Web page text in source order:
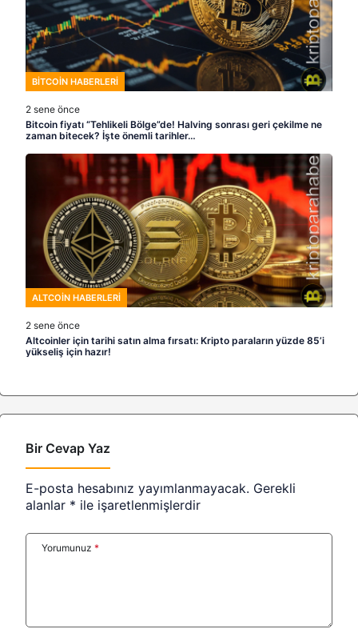
BITCOIN HABERLERI
2 sene önce
Bitcoin fiyatı “Tehlikeli Bölge”de! Halving sonrası geri çekilme ne
zaman bitecek? İşte önemli tarihler…
ALTCOIN HABERLERI
2 sene önce
Altcoinler için tarihi satın alma fırsatı: Kripto paraların yüzde 85’i
yükseliş için hazır!
Bir Cevap Yaz
E-posta hesabınız yayımlanmayacak. Gerekli
alanlar * ile işaretlenmişlerdir
Yorumunuz *